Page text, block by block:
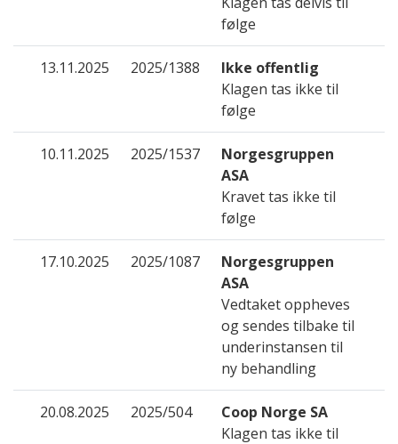
følge
13.11.2025 2025/1388
Ikke offentlig
Klagen tas ikke til
følge
10.11.2025 2025/1537
Norgesgruppen
ASA
Kravet tas ikke til
følge
17.10.2025 2025/1087
Norgesgruppen
ASA
Vedtaket oppheves
og sendes tilbake til
underinstansen til
ny behandling
20.08.2025 2025/504
Coop Norge SA
Klagen tas ikke til